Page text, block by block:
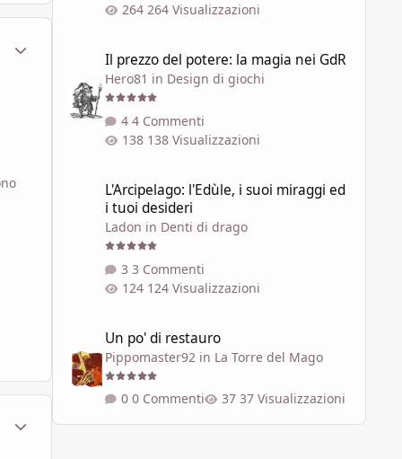
Statistiche Autore
264 Visualizzazioni
Il prezzo del potere: la magia nei GdR
Hero81 in Design di giochi
4 Commenti
138 Visualizzazioni
L'Arcipelago: l'Edùle, i suoi miraggi ed
i tuoi desideri
Ladon in Denti di drago
3 Commenti
124 Visualizzazioni
Un po' di restauro
Pippomaster92in La Torre del Mago
0 Commenti 37 Visualizzazioni